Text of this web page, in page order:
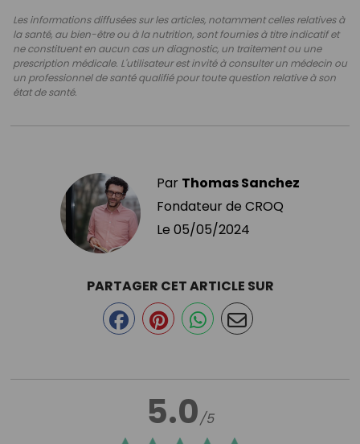
Les informations diffusées sur les articles, notamment celles relatives à
la santé, au bien-être ou à la nutrition, sont fournies à titre indicatif et
ne constituent en aucun cas un diagnostic, un traitement ou une
prescription médicale. L'utilisateur est invité à consulter un médecin ou
un professionnel de santé qualifié pour toute question relative à son
état de santé.
Par Thomas Sanchez
Fondateur de CROQ
Le 05/05/2024
5.0/5
PARTAGER CET ARTICLE SUR